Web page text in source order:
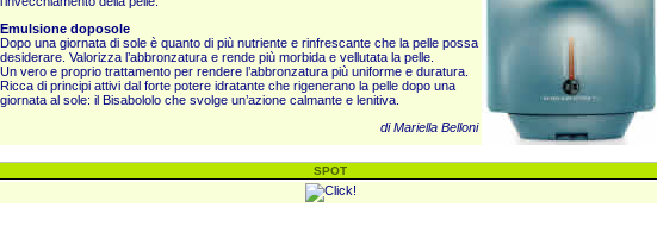
Emulsione doposole
Dopo una giornata di sole è quanto di più nutriente e rinfrescante che la pelle possa
desiderare. Valorizza l’abbronzatura e rende più morbida e vellutata la pelle.
Un vero e proprio trattamento per rendere l’abbronzatura più uniforme e duratura.
Ricca di principi attivi dal forte potere idratante che rigenerano la pelle dopo una
giornata al sole: il Bisabololo che svolge un’azione calmante e lenitiva.
di Mariella Belloni
SPOT